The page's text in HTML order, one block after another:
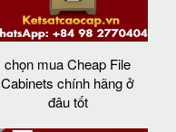
chọn mua Cheap File
Cabinets chính hãng ở
đâu tốt